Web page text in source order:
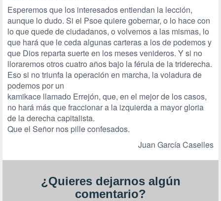
Esperemos que los interesados entiendan la lección,
aunque lo dudo. Si el Psoe quiere gobernar, o lo hace con
lo que quede de ciudadanos, o volvemos a las mismas, lo
que hará que le ceda algunas carteras a los de podemos y
que Dios reparta suerte en los meses venideros. Y si no
lloraremos otros cuatro años bajo la férula de la triderecha.
Eso si no triunfa la operación en marcha, la voladura de
podemos por un
kamikace llamado Errejón, que, en el mejor de los casos,
no hará más que fraccionar a la izquierda a mayor gloria
de la derecha capitalista.
Que el Señor nos pille confesados.
Juan García Caselles
¿Quieres dejarnos algún
comentario?